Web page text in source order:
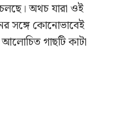
চলছে। অথচ যারা ওই
সঙ্গে কোনোভাবেই
গাছটি কাটা